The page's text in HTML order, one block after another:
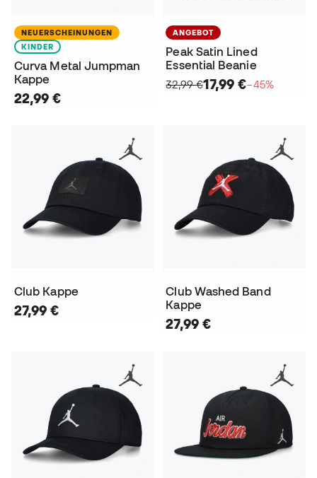
NEUERSCHEINUNGEN
KINDER
Curva Metal Jumpman
Kappe
22,99 €
ANGEBOT
Peak Satin Lined
Essential Beanie
32,99 €17,99 €−45%
Club Kappe
27,99 €
Club Washed Band
Kappe
27,99 €